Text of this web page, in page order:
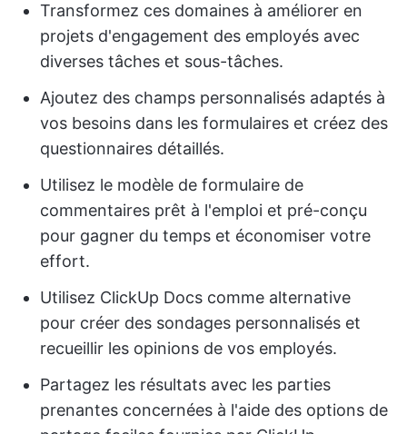
Transformez ces domaines à améliorer en
projets d'engagement des employés avec
diverses tâches et sous-tâches.
Ajoutez des champs personnalisés adaptés à
vos besoins dans les formulaires et créez des
questionnaires détaillés.
Utilisez le modèle de formulaire de
commentaires prêt à l'emploi et pré-conçu
pour gagner du temps et économiser votre
effort.
Utilisez ClickUp Docs comme alternative
pour créer des sondages personnalisés et
recueillir les opinions de vos employés.
Partagez les résultats avec les parties
prenantes concernées à l'aide des options de